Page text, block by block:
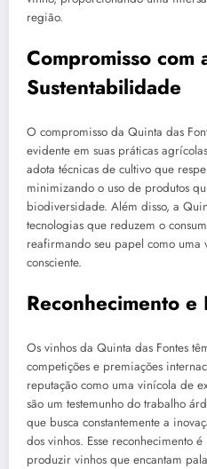
região.
Compromisso com
Sustentabilidade
O compromisso da Quinta das
evidente em suas práticas
adota técnicas de cultivo que
minimizando o uso de produtos
biodiversidade. Além disso, a
tecnologias que reduzem o
reafirmando seu papel como uma
consciente.
Reconhecimento e
Os vinhos da Quinta das Fontes
competições e premiações
reputação como uma vinícola de
são um testemunho do trabalho
que busca constantemente a
dos vinhos. Esse reconhecimento
produzir vinhos que encantam